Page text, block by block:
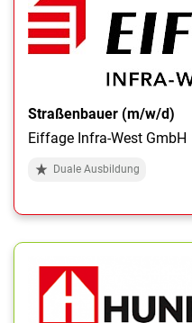
Straßenbauer (m/w/d)
Eiffage Infra-West GmbH
Duale Ausbildung